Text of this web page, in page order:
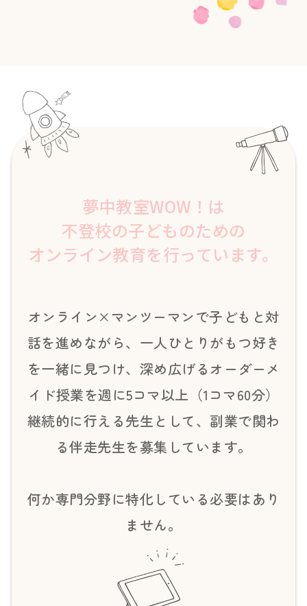
夢中教室WOW！は
不登校の子どものための
オンライン教育を行っています。
オンライン×マンツーマンで子どもと対
話を進めながら、一人ひとりがもつ好き
を一緒に見つけ、深め広げるオーダーメ
イド授業を週に5コマ以上（1コマ60分）
継続的に行える先生として、副業で関わ
る伴走先生を募集しています。
何か専門分野に特化している必要はあり
ません。